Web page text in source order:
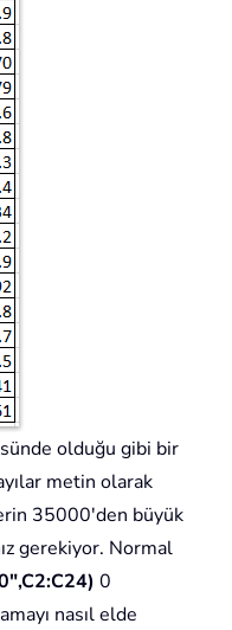
olduğu gibi bir
metin olarak
35000'den büyük
gerekiyor. Normal
0
nasıl elde